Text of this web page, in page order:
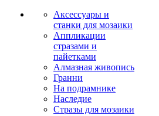
Аксессуары и
станки для мозаики
Аппликации
стразами и
пайетками
Алмазная живопись
Гранни
На подрамнике
Наследие
Стразы для мозаики